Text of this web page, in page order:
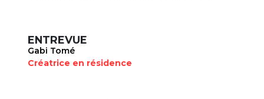
ENTREVUE
Gabi Tomé
Créatrice en résidence